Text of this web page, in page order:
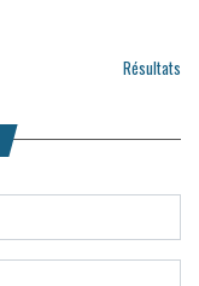
Résultats